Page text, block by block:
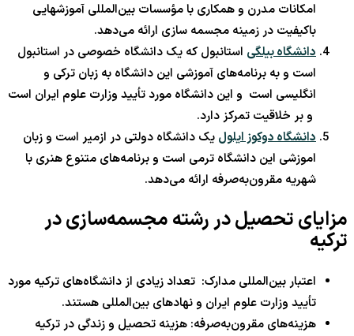
امکانات مدرن و همکاری با مؤسسات بین‌المللی آموزشهایی
باکیفیت در زمینه مجسمه سازی ارائه می‌دهد.
دانشگاه بیلگی استانبول که یک دانشگاه خصوصی در استانبول
است و به برنامه‌های آموزشی این دانشگاه به زبان ترکی و
انگلیسی است و این دانشگاه مورد تأیید وزارت علوم ایران است
و بر خلاقیت تمرکز دارد.
دانشگاه دوکوز ایلول یک دانشگاه دولتی در ازمیر است و زبان
اموزشی این دانشگاه ترمی است و برنامه‌های متنوع هنری با
شهریه مقرون‌به‌صرفه ارائه می‌دهد.
مزایای تحصیل در رشته مجسمه‌سازی در
ترکیه
اعتبار بین‌المللی مدارک: تعداد زیادی از دانشگاه‌های ترکیه مورد
تأیید وزارت علوم ایران و نهادهای بین‌المللی هستند.
هزینه‌های مقرون‌به‌صرفه: هزینه تحصیل و زندگی در ترکیه